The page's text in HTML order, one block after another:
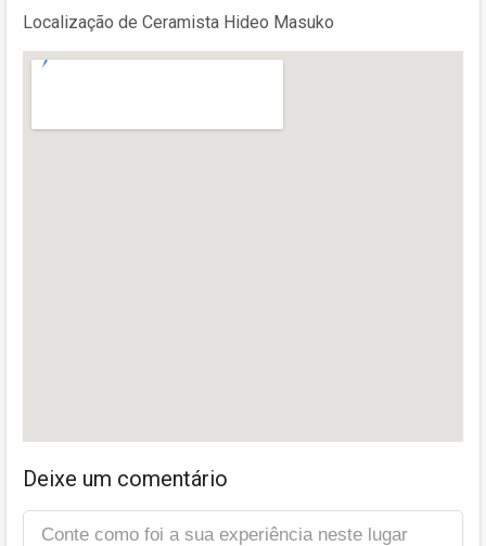
Localização de Ceramista Hideo Masuko
Deixe um comentário